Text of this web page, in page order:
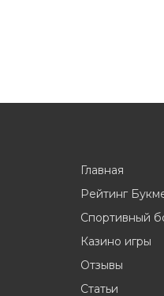
Главная
Рейтинг
Спортивный
Казино игры
Отзывы
Статьи